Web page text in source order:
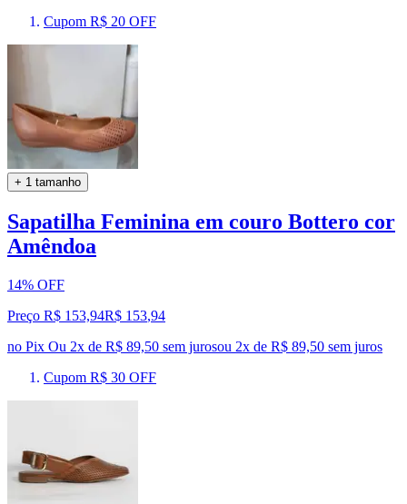
Cupom R$ 20 OFF
+ 1 tamanho
Sapatilha Feminina em couro Bottero cor
Amêndoa
14% OFF
Preço R$ 153,94R$ 153,94
no Pix Ou 2x de R$ 89,50 sem jurosou 2x de R$ 89,50 sem juros
Cupom R$ 30 OFF